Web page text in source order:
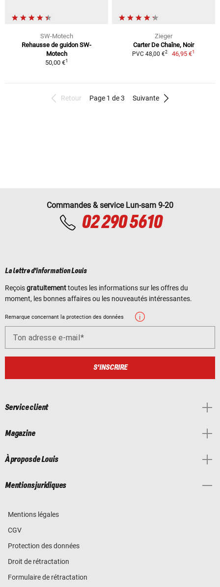
SW-Motech
Rehausse de guidon SW-
Motech
50,00 €1
Zieger
Carter De Chaîne, Noir
PVC 48,00 €2 46,95 €1
Retour Page 1 de 3 Suivante
Commandes & service Lun-sam 9-20
02 290 5610
La lettre d'information Louis
Reçoisgratuitementtoutes les informations sur les offres du
moment, les bonnes affaires ou les nouveautés intéressantes.
Remarque concernant la protection des données
Ton adresse e-mail
S'INSCRIRE
Service client
Magazine
À propos de Louis
Mentions juridiques
Mentions légales
CGV
Protection des données
Droit de rétractation
Formulaire de rétractation